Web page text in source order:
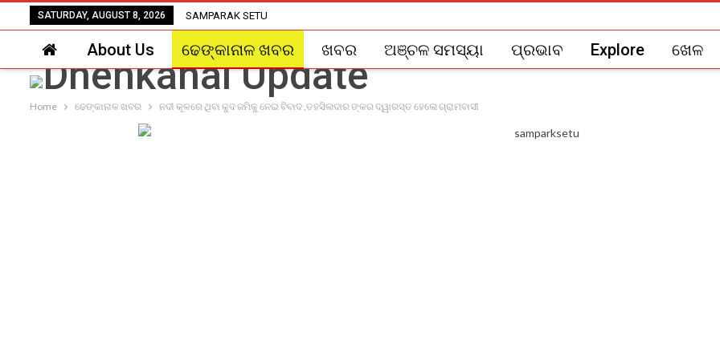
SATURDAY, AUGUST 8, 2026 SAMPARAK SETU
About Us ଢେଙ୍କାନାଳ ଖବର ଖବର ଅଞ୍ଚଳ ସମସ୍ୟା ପ୍ରଭାବ Explore ଖେଳ
Home ଢେଙ୍କାନାଳ ଖବର ନଦୀ କୂଳରେ ଥିବା କୁଦ ଜମିକୁ ନେଇ ବିବାଦ ,ତହସିଲଦାର ଙ୍କର ଦ୍ୱାରସ୍ତ ହେଲେ ଗ୍ରାମବାସୀ